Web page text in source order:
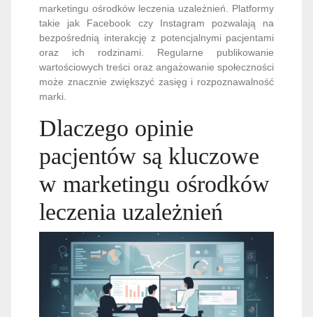
marketingu ośrodków leczenia uzależnień. Platformy
takie jak Facebook czy Instagram pozwalają na
bezpośrednią interakcję z potencjalnymi pacjentami
oraz ich rodzinami. Regularne publikowanie
wartościowych treści oraz angażowanie społeczności
może znacznie zwiększyć zasięg i rozpoznawalność
marki.
Dlaczego opinie
pacjentów są kluczowe
w marketingu ośrodków
leczenia uzależnień